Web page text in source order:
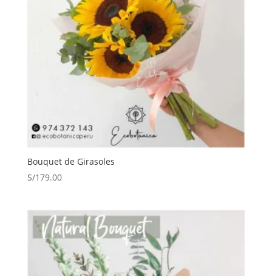
Bouquet de Girasoles
S/179.00